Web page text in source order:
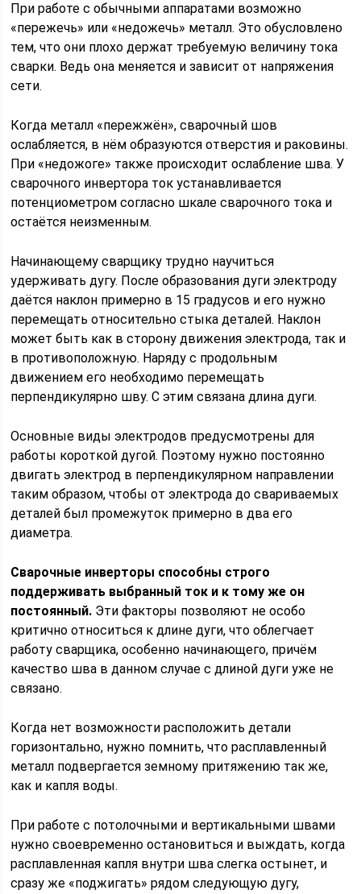
При работе с обычными аппаратами возможно
«пережечь» или «недожечь» металл. Это обусловлено
тем, что они плохо держат требуемую величину тока
сварки. Ведь она меняется и зависит от напряжения
сети.
Когда металл «пережжён», сварочный шов
ослабляется, в нём образуются отверстия и раковины.
При «недожоге» также происходит ослабление шва. У
сварочного инвертора ток устанавливается
потенциометром согласно шкале сварочного тока и
остаётся неизменным.
Начинающему сварщику трудно научиться
удерживать дугу. После образования дуги электроду
даётся наклон примерно в 15 градусов и его нужно
перемещать относительно стыка деталей. Наклон
может быть как в сторону движения электрода, так и
в противоположную. Наряду с продольным
движением его необходимо перемещать
перпендикулярно шву. С этим связана длина дуги.
Основные виды электродов предусмотрены для
работы короткой дугой. Поэтому нужно постоянно
двигать электрод в перпендикулярном направлении
таким образом, чтобы от электрода до свариваемых
деталей был промежуток примерно в два его
диаметра.
Сварочные инверторы способны строго
поддерживать выбранный ток и к тому же он
постоянный. Эти факторы позволяют не особо
критично относиться к длине дуги, что облегчает
работу сварщика, особенно начинающего, причём
качество шва в данном случае с длиной дуги уже не
связано.
Когда нет возможности расположить детали
горизонтально, нужно помнить, что расплавленный
металл подвергается земному притяжению так же,
как и капля воды.
При работе с потолочными и вертикальными швами
нужно своевременно остановиться и выждать, когда
расплавленная капля внутри шва слегка остынет, и
сразу же «поджигать» рядом следующую дугу,